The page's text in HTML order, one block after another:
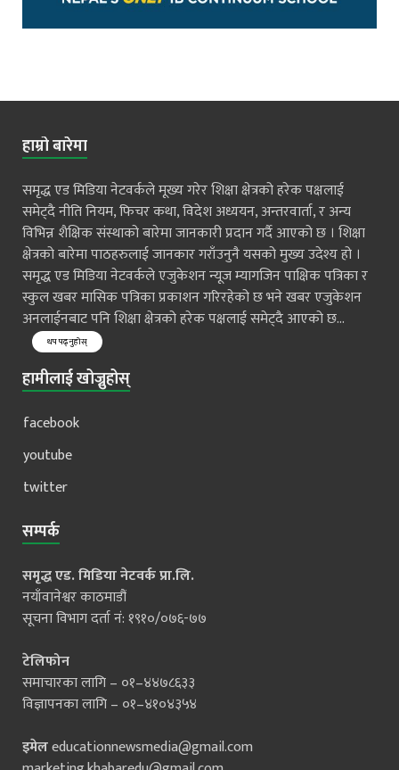
हाम्रो बारेमा
समृद्ध एड मिडिया नेटवर्कले मूख्य गरेर शिक्षा क्षेत्रको हरेक पक्षलाई
समेट्दै नीति नियम, फिचर कथा, विदेश अध्ययन, अन्तरवार्ता, र अन्य
विभिन्न शैक्षिक संस्थाको बारेमा जानकारी प्रदान गर्दै आएको छ । शिक्षा
क्षेत्रको बारेमा पाठहरुलाई जानकार गराँउनुनै यसको मुख्य उदेश्य हो ।
समृद्ध एड मिडिया नेटवर्कले एजुकेशन न्यूज म्यागजिन पाक्षिक पत्रिका र
स्कुल खबर मासिक पत्रिका प्रकाशन गरिरहेको छ भने खबर एजुकेशन
अनलाईनबाट पनि शिक्षा क्षेत्रको हरेक पक्षलाई समेट्दै आएको छ...
थप पढ्नुहोस्
हामीलाई खोज्नुहोस्
facebook
youtube
twitter
सम्पर्क
समृद्ध एड. मिडिया नेटवर्क प्रा.लि.
नयाँवानेश्वर काठमाडौं
सूचना विभाग दर्ता नं: १९१०/०७६-७७
टेलिफोन
समाचारका लागि – ०१–४४७८६३३
विज्ञापनका लागि – ०१–४१०४३५४
इमेलeducationnewsmedia@gmail.com